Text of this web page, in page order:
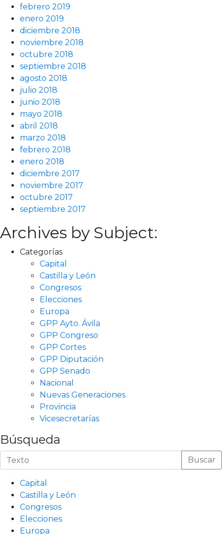
febrero 2019
enero 2019
diciembre 2018
noviembre 2018
octubre 2018
septiembre 2018
agosto 2018
julio 2018
junio 2018
mayo 2018
abril 2018
marzo 2018
febrero 2018
enero 2018
diciembre 2017
noviembre 2017
octubre 2017
septiembre 2017
Archives by Subject:
Categorías
Capital
Castilla y León
Congresos
Elecciones
Europa
GPP Ayto. Ávila
GPP Congreso
GPP Cortes
GPP Diputación
GPP Senado
Nacional
Nuevas Generaciones
Provincia
Vicesecretarías
Búsqueda
Buscar
Capital
Castilla y León
Congresos
Elecciones
Europa